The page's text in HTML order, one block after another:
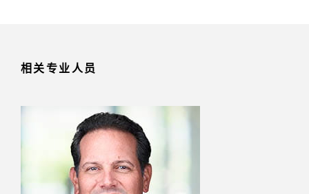
相关专业人员